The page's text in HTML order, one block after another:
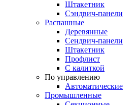
Штакетник
Сэндвич-панели
Распашные
Деревянные
Сендвич-панели
Штакетник
Профлист
С калиткой
По управлению
Автоматические
Промышленные